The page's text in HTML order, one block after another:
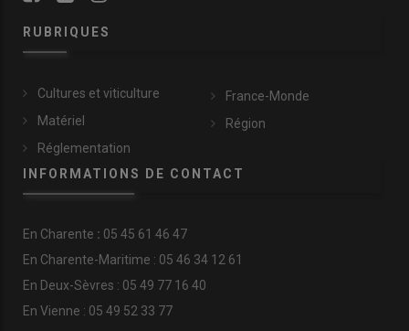
RUBRIQUES
Cultures et viticulture
Matériel
Réglementation
France-Monde
Région
INFORMATIONS DE CONTACT
En Charente : 05 45 61 46 47
En Charente-Maritime : 05 46 34 12 61
En Deux-Sèvres : 05 49 77 16 40
En Vienne : 05 49 52 33 77